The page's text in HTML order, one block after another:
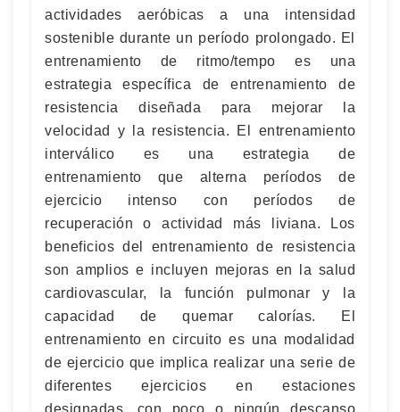
actividades aeróbicas a una intensidad
sostenible durante un período prolongado. El
entrenamiento de ritmo/tempo es una
estrategia específica de entrenamiento de
resistencia diseñada para mejorar la
velocidad y la resistencia. El entrenamiento
interválico es una estrategia de
entrenamiento que alterna períodos de
ejercicio intenso con períodos de
recuperación o actividad más liviana. Los
beneficios del entrenamiento de resistencia
son amplios e incluyen mejoras en la salud
cardiovascular, la función pulmonar y la
capacidad de quemar calorías. El
entrenamiento en circuito es una modalidad
de ejercicio que implica realizar una serie de
diferentes ejercicios en estaciones
designadas, con poco o ningún descanso